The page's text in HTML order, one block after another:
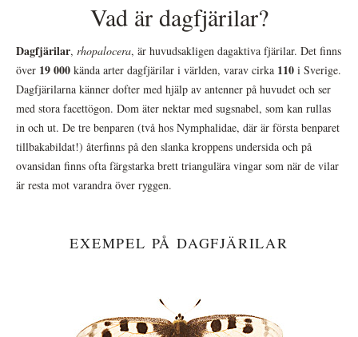
Vad är dagfjärilar?
Dagfjärilar, rhopalocera, är huvudsakligen dagaktiva fjärilar. Det finns
över 19 000 kända arter dagfjärilar i världen, varav cirka 110 i Sverige.
Dagfjärilarna känner dofter med hjälp av antenner på huvudet och ser
med stora facettögon. Dom äter nektar med sugsnabel, som kan rullas
in och ut. De tre benparen (två hos Nymphalidae, där är första benparet
tillbakabildat!) återfinns på den slanka kroppens undersida och på
ovansidan finns ofta färgstarka brett triangulära vingar som när de vilar
är resta mot varandra över ryggen.
EXEMPEL PÅ DAGFJÄRILAR